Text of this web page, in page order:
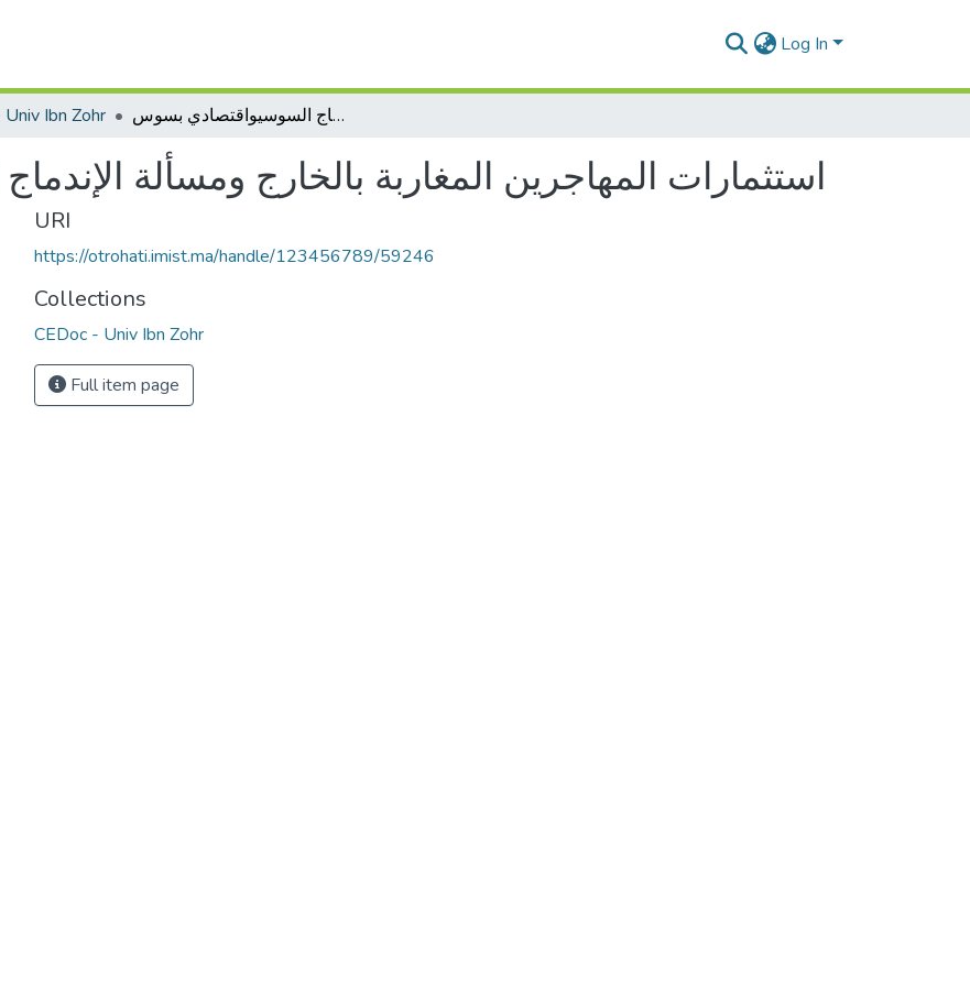
Log In
Ibn Zohr استثمارات المهاجرين المغاربة بالخارج ومسألة الإندماج السوسيواقتصادي بسوس
استثمارات المهاجرين المغاربة بالخارج ومسألة
URI
https://otrohati.imist.ma/handle/123456789/59246
Collections
CEDoc - Univ Ibn Zohr
Full item page